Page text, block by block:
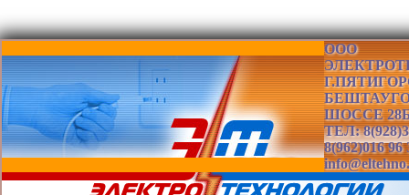
ООО
ШОССЕ
ТЕЛ:
8(962)016 96